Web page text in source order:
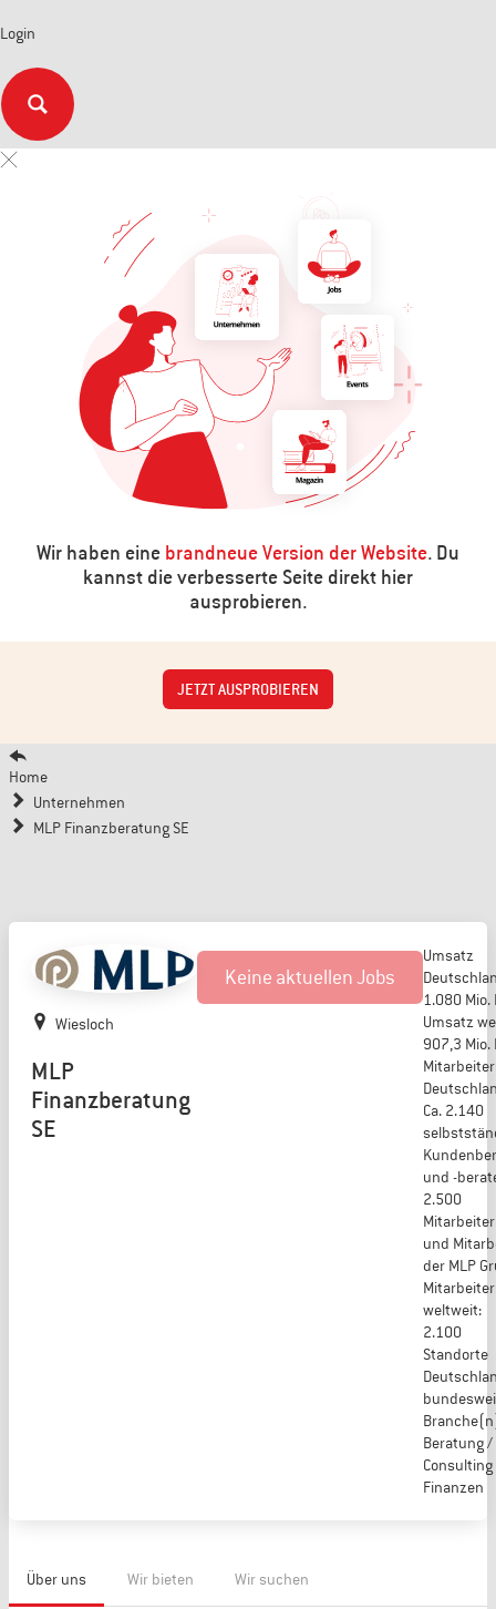
Login
Wir haben eine brandneue Version der Website. Du
kannst die verbesserte Seite direkt hier
ausprobieren.
JETZT AUSPROBIEREN
Home
Unternehmen
MLP Finanzberatung SE
Wiesloch
MLP
Finanzberatung
SE
Umsatz
1.080 Mio.
Umsatz
907,3 Mio.
Ca. 2.140
und -
2.500
und
der MLP
weltweit:
2.100
Standorte
Beratung /
Consulting
Finanzen
Keine aktuellen Jobs
Über uns Wir bieten Wir suchen